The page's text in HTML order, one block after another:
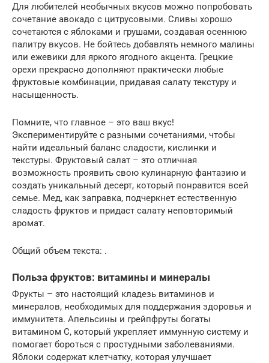
Для любителей необычных вкусов можно попробовать
сочетание авокадо с цитрусовыми. Сливы хорошо
сочетаются с яблоками и грушами, создавая осеннюю
палитру вкусов. Не бойтесь добавлять немного малины
или ежевики для яркого ягодного акцента. Грецкие
орехи прекрасно дополняют практически любые
фруктовые комбинации, придавая салату текстуру и
насыщенность.
Помните, что главное – это ваш вкус!
Экспериментируйте с разными сочетаниями, чтобы
найти идеальный баланс сладости, кислинки и
текстуры. Фруктовый салат – это отличная
возможность проявить свою кулинарную фантазию и
создать уникальный десерт, который понравится всей
семье. Мед, как заправка, подчеркнет естественную
сладость фруктов и придаст салату неповторимый
аромат.
Общий объем текста: .
Польза фруктов: витамины и минералы
Фрукты – это настоящий кладезь витаминов и
минералов, необходимых для поддержания здоровья и
иммунитета. Апельсины и грейпфруты богаты
витамином C, который укрепляет иммунную систему и
помогает бороться с простудными заболеваниями.
Яблоки содержат клетчатку, которая улучшает